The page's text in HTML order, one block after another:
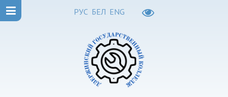
РУС БЕЛ ENG